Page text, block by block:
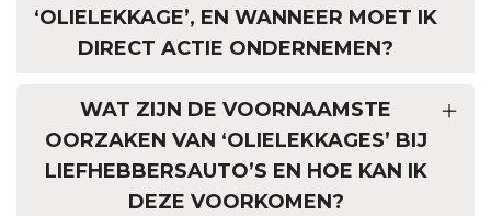
‘OLIELEKKAGE’, EN WANNEER MOET IK
DIRECT ACTIE ONDERNEMEN?
WAT ZIJN DE VOORNAAMSTE
OORZAKEN VAN ‘OLIELEKKAGES’ BIJ
LIEFHEBBERSAUTO’S EN HOE KAN IK
DEZE VOORKOMEN?